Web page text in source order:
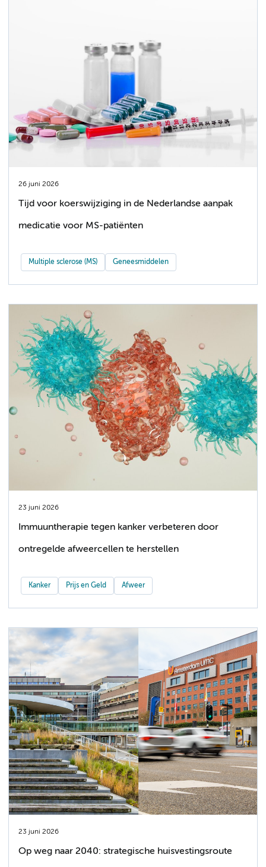
26 juni 2026
Tijd voor koerswijziging in de Nederlandse aanpak
medicatie voor MS-patiënten
Multiple sclerose (MS) Geneesmiddelen
23 juni 2026
Immuuntherapie tegen kanker verbeteren door
ontregelde afweercellen te herstellen
Kanker Prijs en Geld Afweer
23 juni 2026
Op weg naar 2040: strategische huisvestingsroute